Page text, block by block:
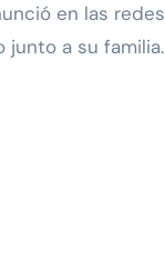
junto a su familia.